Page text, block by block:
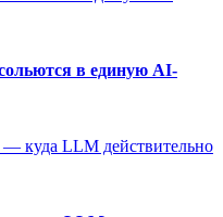
в единую AI-